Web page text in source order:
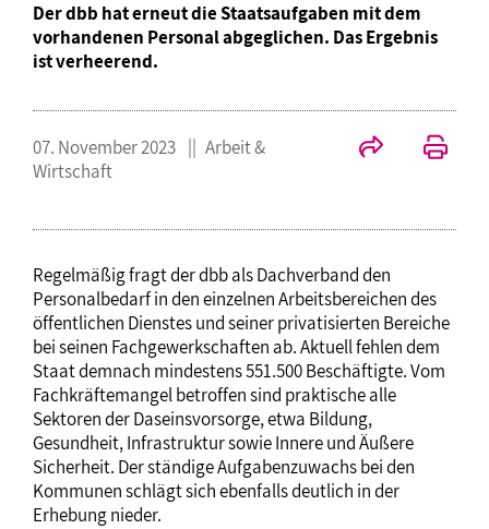
Der dbb hat erneut die Staatsaufgaben mit dem
vorhandenen Personal abgeglichen. Das Ergebnis
ist verheerend.
07. November 2023
Arbeit &
Wirtschaft
Regelmäßig fragt der dbb als Dachverband den
Personalbedarf in den einzelnen Arbeitsbereichen des
öffentlichen Dienstes und seiner privatisierten Bereiche
bei seinen Fachgewerkschaften ab. Aktuell fehlen dem
Staat demnach mindestens 551.500 Beschäftigte. Vom
Fachkräftemangel betroffen sind praktische alle
Sektoren der Daseinsvorsorge, etwa Bildung,
Gesundheit, Infrastruktur sowie Innere und Äußere
Sicherheit. Der ständige Aufgabenzuwachs bei den
Kommunen schlägt sich ebenfalls deutlich in der
Erhebung nieder.